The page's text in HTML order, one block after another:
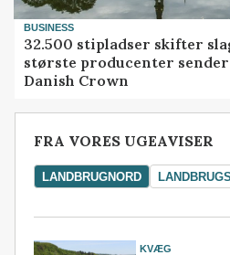
BUSINESS
32.500 stipladser skifter
største producenter
Danish Crown
FRA VORES UGEAVISER
LANDBRUGNORD
KVÆG